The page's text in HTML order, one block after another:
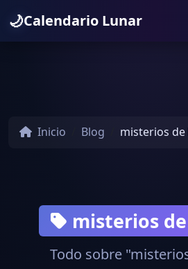
🌙Calendario Lunar
Inicio Blog misterios de
misterios
Todo sobre